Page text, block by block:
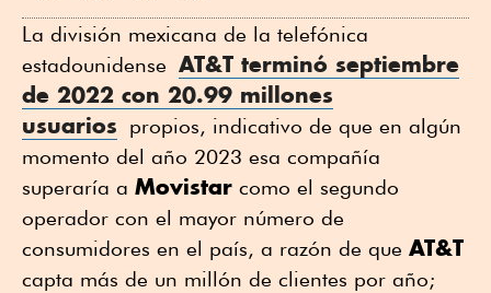
La división mexicana de la telefónica
estadounidense AT&T terminó septiembre
de 2022 con 20.99 millones
usuarios propios, indicativo de que en algún
momento del año 2023 esa compañía
superaría a Movistar como el segundo
operador con el mayor número de
consumidores en el país, a razón de que AT&T
capta más de un millón de clientes por año;